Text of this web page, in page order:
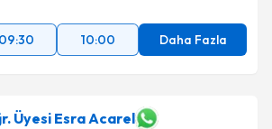
işlenmesini kabul ediyorum.
09:30 10:00 Daha Fazla
Üyesi Esra Acarel